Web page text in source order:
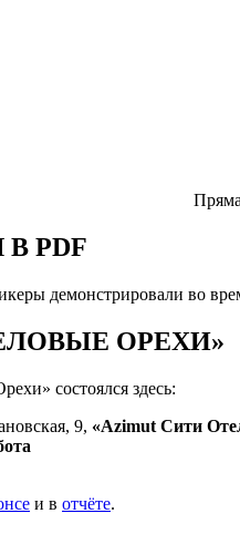
PDF
демонстрировали во
ОРЕХИ»
состоялся здесь:
9, «Azimut Сити
и в отчёте.